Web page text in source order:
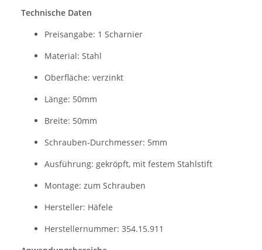
Technische Daten
Preisangabe: 1 Scharnier
Material: Stahl
Oberfläche: verzinkt
Länge: 50mm
Breite: 50mm
Schrauben-Durchmesser: 5mm
Ausführung: gekröpft, mit festem Stahlstift
Montage: zum Schrauben
Hersteller: Häfele
Herstellernummer: 354.15.911